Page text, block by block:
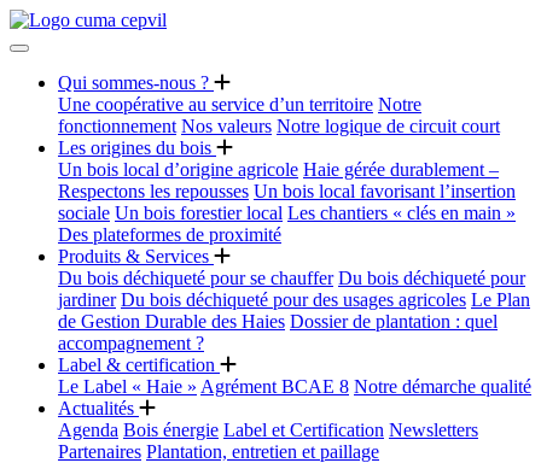
Qui sommes-nous ?
Une coopérative au service d’un territoire Notre
fonctionnement Nos valeurs Notre logique de circuit court
Les origines du bois
Un bois local d’origine agricole Haie gérée durablement –
Respectons les repousses Un bois local favorisant l’insertion
sociale Un bois forestier local Les chantiers « clés en main »
Des plateformes de proximité
Produits & Services
Du bois déchiqueté pour se chauffer Du bois déchiqueté pour
jardiner Du bois déchiqueté pour des usages agricoles Le Plan
de Gestion Durable des Haies Dossier de plantation : quel
accompagnement ?
Label & certification
Le Label « Haie » Agrément BCAE 8 Notre démarche qualité
Actualités
Agenda Bois énergie Label et Certification Newsletters
Partenaires Plantation, entretien et paillage